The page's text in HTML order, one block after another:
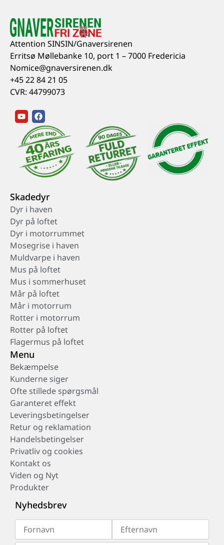
Attention SINSIN/Gnaversirenen
Erritsø Møllebanke 10, port 1 – 7000 Fredericia
Nomice@gnaversirenen.dk
+45 22 84 21 05
CVR: 44799073
Skadedyr
Dyr i haven
Dyr på loftet
Dyr i motorrummet
Mosegrise i haven
Muldvarpe i haven
Mus på loftet
Mus i sommerhuset
Mår på loftet
Mår i motorrum
Rotter i motorrum
Rotter på loftet
Flagermus på loftet
Menu
Bekæmpelse
Kunderne siger
Ofte stillede spørgsmål
Garanteret effekt
Leveringsbetingelser
Retur og reklamation
Handelsbetingelser
Privatliv og cookies
Kontakt os
Viden og Nyt
Produkter
Nyhedsbrev